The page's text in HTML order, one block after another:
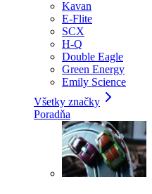
Kavan
E-Flite
SCX
H-Q
Double Eagle
Green Energy
Emily Science
Všetky značky
Poradňa